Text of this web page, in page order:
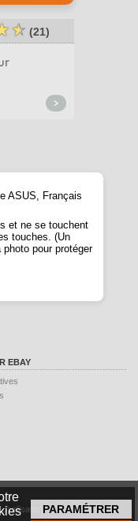
EBAY
☆ (21)
>
ASUS, Français
et ne se touchent
touches. (Un
pour protéger
Mentions légales